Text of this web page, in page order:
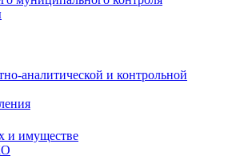
аналитической и контрольной
и имуществе